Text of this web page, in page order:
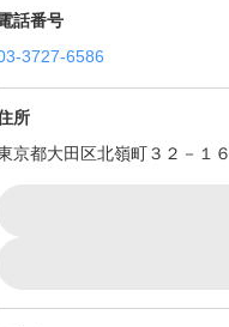
話番号
3727-6586
所
京都大田区北嶺町３２－１６